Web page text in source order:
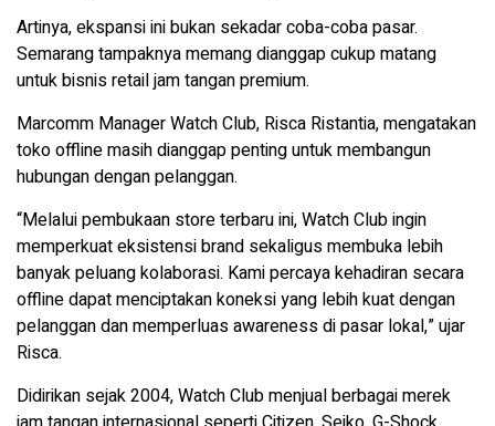
Artinya, ekspansi ini bukan sekadar coba-coba pasar.
Semarang tampaknya memang dianggap cukup matang
untuk bisnis retail jam tangan premium.
Marcomm Manager Watch Club, Risca Ristantia, mengatakan
toko offline masih dianggap penting untuk membangun
hubungan dengan pelanggan.
“Melalui pembukaan store terbaru ini, Watch Club ingin
memperkuat eksistensi brand sekaligus membuka lebih
banyak peluang kolaborasi. Kami percaya kehadiran secara
offline dapat menciptakan koneksi yang lebih kuat dengan
pelanggan dan memperluas awareness di pasar lokal,” ujar
Risca.
Didirikan sejak 2004, Watch Club menjual berbagai merek